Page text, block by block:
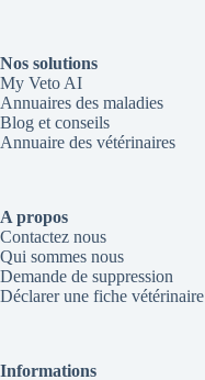
Nos solutions
My Veto AI
Annuaires des maladies
Blog et conseils
Annuaire des vétérinaires
A propos
Contactez nous
Qui sommes nous
Demande de suppression
Déclarer une fiche vétérinaire
Informations